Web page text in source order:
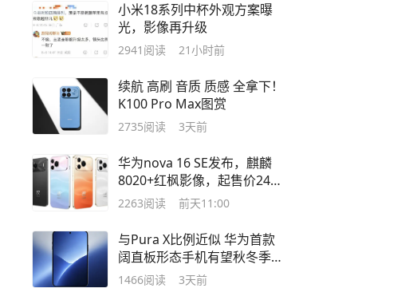
小米18系列中杯外观方案曝
光，影像再升级
2941 阅读 21小时前
续航 高刷 音质 质感 全拿下！
K100 Pro Max图赏
2735阅读 3天前
华为nova 16 SE发布，麒麟
8020+红枫影像，起售价2499
元
2263阅读 前天11:00
与Pura X比例近似 华为首款
阔直板形态手机有望秋冬季问
世
1466阅读 3天前